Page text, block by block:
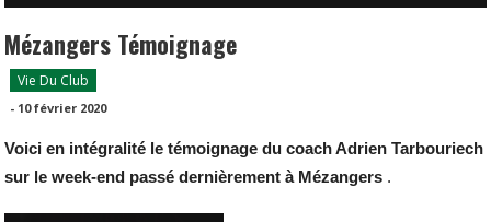
Mézangers Témoignage
Vie Du Club
- 10 février 2020
Voici en intégralité le témoignage du coach Adrien Tarbouriech
sur le week-end passé dernièrement à Mézangers .